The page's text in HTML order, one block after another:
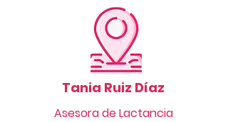
Tania Ruiz Díaz
Asesora de Lactancia